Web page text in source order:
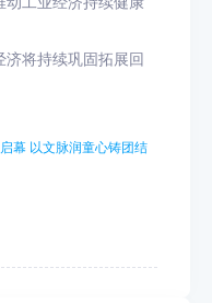
将持续巩固拓展回
幕 以文脉润童心铸团结